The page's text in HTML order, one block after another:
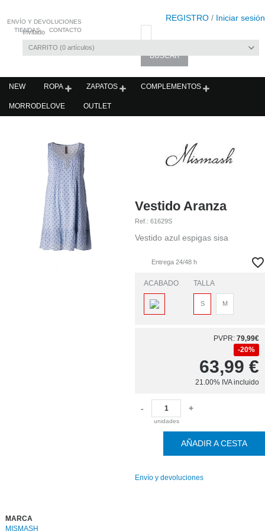
REGISTRO / Iniciar sesión
Invitado
CARRITO 0 artículos
ENVÍO Y DEVOLUCIONES
TIENDAS
CONTACTO
NEW ROPA ZAPATOS COMPLEMENTOS
MORRODELOVE OUTLET
Vestido Aranza
Ref.:61629S
Vestido azul espigas sisa
Entrega 24/48 h
ACABADO TALLA
S M
PVPR: 79,99€
20%
63,99 €
21.00% IVA incluido
-
unidades
+
AÑADIR A CESTA
Envío y devoluciones
MARCA
MISMASH